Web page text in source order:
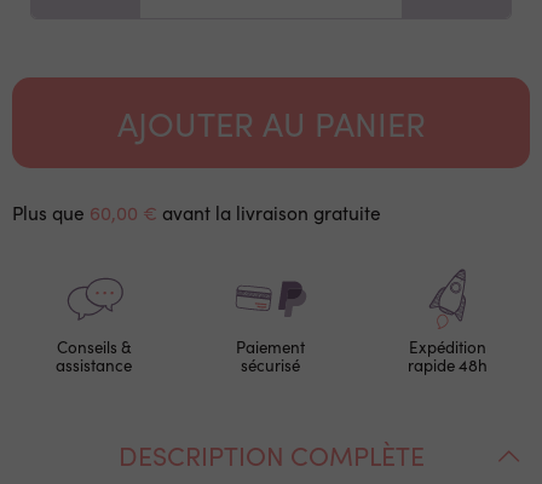
AJOUTER AU PANIER
Plus que 60,00 € avant la livraison gratuite
Conseils &
assistance
Paiement
sécurisé
Expédition
rapide 48h
DESCRIPTION COMPLÈTE